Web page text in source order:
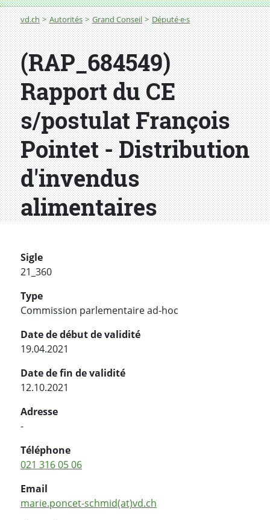
Fil d'Ariane
vd.ch Autorités Grand Conseil Député·e·s
(RAP_684549)
Rapport du CE
s/postulat François
Pointet - Distribution
d'invendus
alimentaires
Sigle
21_360
Type
Commission parlementaire ad-hoc
Date de début de validité
19.04.2021
Date de fin de validité
12.10.2021
Adresse
-
Téléphone
021 316 05 06
Email
marie.poncet-schmid(at)vd.ch